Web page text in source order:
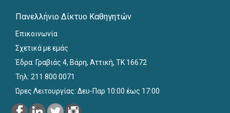
Πανελλήνιο Δίκτυο Καθηγητών
Επικοινωνία
Σχετικά με εμάς
Έδρα: Γραβιάς 4, Βάρη, Αττική, ΤΚ 16672
Τηλ: 211 800 0071
Ώρες Λειτουργίας: Δευ-Παρ 10:00 έως 17:00